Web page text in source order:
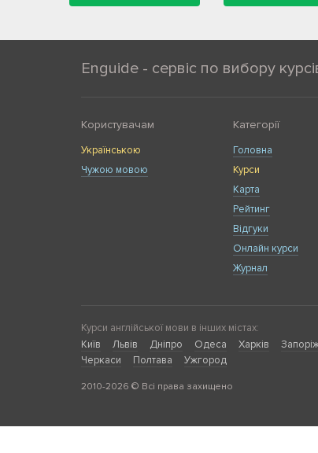
Enguide - сервіс по вибору
Користувачам
Українською
Чужою мовою
Категорії
Головна
Курси
Карта
Рейтинг
Відгуки
Онлайн курси
Журнал
Курси англійської мови в інших містах:
Київ
Львів Дніпро Одеса Харків
Черкаси
Полтава Ужгород
2010-2026 © Всі права захищено